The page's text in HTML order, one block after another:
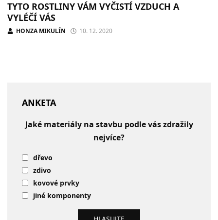
TYTO ROSTLINY VÁM VYČISTÍ VZDUCH A
VYLÉČÍ VÁS
HONZA MIKULÍN 10. 12. 2020
ANKETA
Jaké materiály na stavbu podle vás zdražily
nejvíce?
dřevo
zdivo
kovové prvky
jiné komponenty